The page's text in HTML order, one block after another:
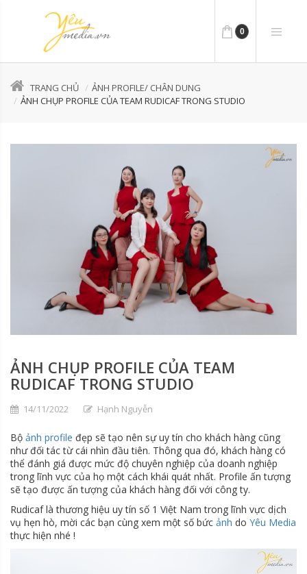
0
TRANG CHỦ
ẢNH PROFILE/ CHÂN DUNG
ẢNH CHỤP PROFILE CỦA TEAM RUDICAF TRONG STUDIO
ẢNH CHỤP PROFILE CỦA TEAM
RUDICAF TRONG STUDIO
14/11/2022 Hạnh Nguyễn
Bộ ảnh profile đẹp sẽ tạo nên sự uy tín cho khách hàng cũng
như đối tác từ cái nhìn đầu tiên. Thông qua đó, khách hàng có
thể đánh giá được mức độ chuyên nghiệp của doanh nghiệp
trong lĩnh vực của họ một cách khái quát nhất. Profile ấn tượng
sẽ tạo được ấn tượng của khách hàng đối với công ty.
Rudicaf là thương hiệu uy tín số 1 Việt Nam trong lĩnh vực dịch
vụ hẹn hò, mời các bạn cùng xem một số bức ảnh do Yêu Media
thực hiện nhé !